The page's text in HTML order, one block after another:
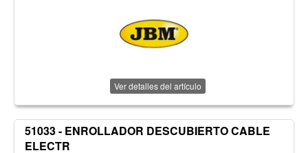
Ver detalles del artículo
51033 - ENROLLADOR DESCUBIERTO CABLE
ELECTR